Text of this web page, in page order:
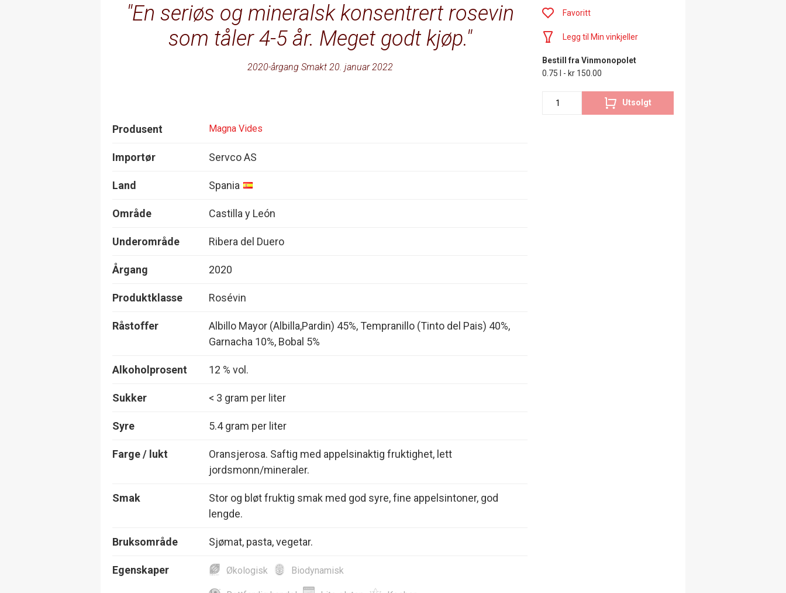
En seriøs og mineralsk konsentrert rosevin
som tåler 4-5 år. Meget godt kjøp.
2020-årgang Smakt 20. januar 2022
Produsent Magna Vides
Importør Servco AS
Land Spania
Område Castilla y León
Underområde Ribera del Duero
Årgang 2020
Produktklasse Rosévin
Råstoffer
Albillo Mayor (Albilla,Pardin) 45%, Tempranillo (Tinto del Pais) 40%,
Garnacha 10%, Bobal 5%
Alkoholprosent 12 % vol.
Sukker < 3 gram per liter
Syre 5.4 gram per liter
Farge / lukt
Oransjerosa. Saftig med appelsinaktig fruktighet, lett
jordsmonn/mineraler.
Smak
Stor og bløt fruktig smak med god syre, fine appelsintoner, god
lengde.
Bruksområde Sjømat, pasta, vegetar.
Egenskaper Økologisk Biodynamisk
Favoritt
Legg til Min vinkjeller
Bestill fra Vinmonopolet
0.75 l - kr 150.00
Utsolgt